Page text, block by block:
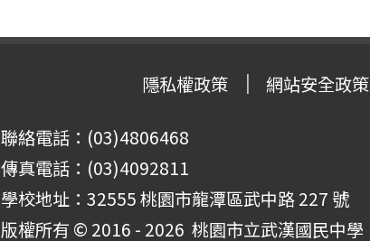
隱私權政策 網站安全政策
聯絡電話：(03)4806468
傳真電話：(03)4092811
學校地址：32555 桃園市龍潭區武中路 227 號
版權所有 © 2016 - 2026 桃園市立武漢國民中學